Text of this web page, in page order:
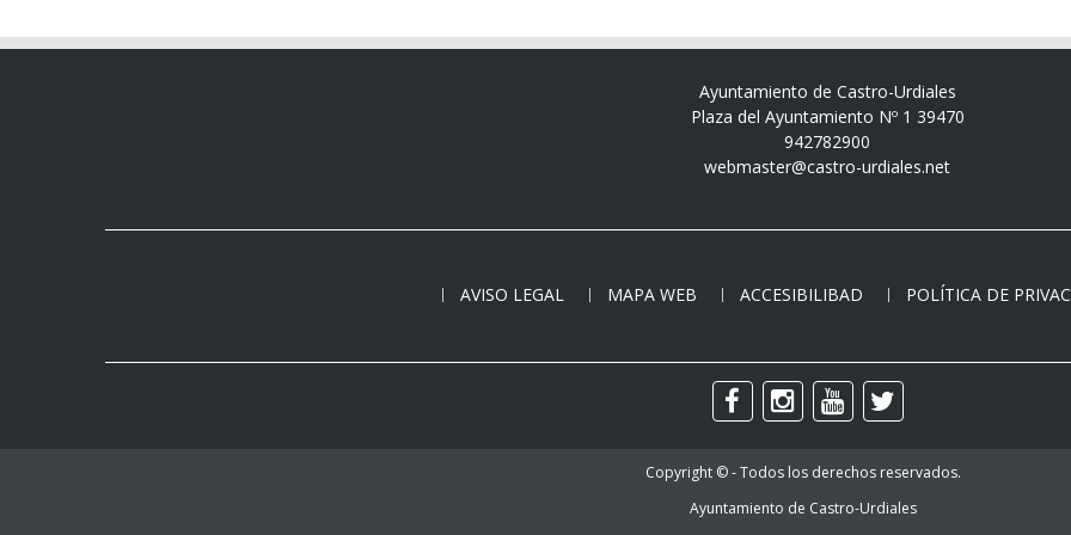
Ayuntamiento de Castro-Urdiales
Plaza del Ayuntamiento Nº 1 39470
942782900
webmaster@castro-urdiales.net
AVISO LEGAL MAPA WEB ACCESIBILIBAD POLÍTICA DE
Copyright © - Todos los derechos reservados.
Ayuntamiento de Castro-Urdiales